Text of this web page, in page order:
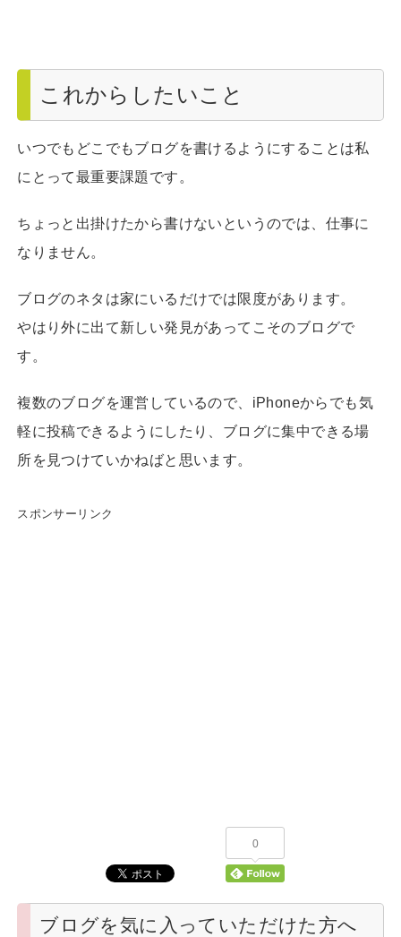
これからしたいこと
いつでもどこでもブログを書けるようにすることは私
にとって最重要課題です。
ちょっと出掛けたから書けないというのでは、仕事に
なりません。
ブログのネタは家にいるだけでは限度があります。
やはり外に出て新しい発見があってこそのブログで
す。
複数のブログを運営しているので、iPhoneからでも気
軽に投稿できるようにしたり、ブログに集中できる場
所を見つけていかねばと思います。
スポンサーリンク
0
ブログを気に入っていただけた方へ